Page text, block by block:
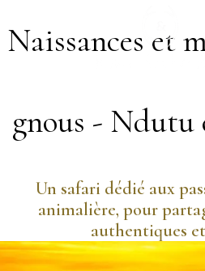
contenu
Naissances et
gnous - Ndutu
Un safari dédié aux
animalière, pour
authentiques